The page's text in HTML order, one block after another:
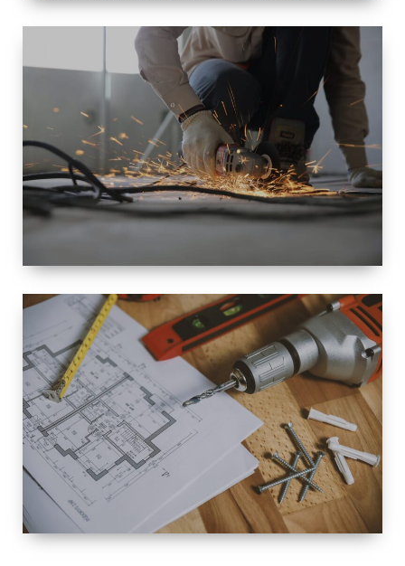
TAILLE
PETITE À
GRANDE
RÉNOVATION
ESPACE
RÉNOVATION
INTÉRIEURE ET
EXTÉRIEURE